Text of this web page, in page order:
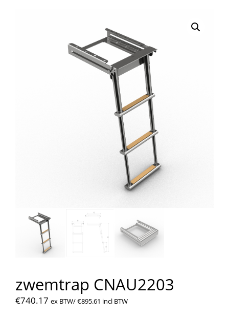
zwemtrap CNAU2203
€740.17 ex BTW/€895.61 incl BTW